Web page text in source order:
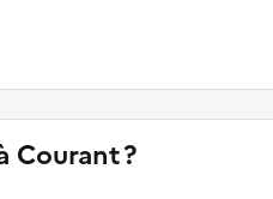
Courant ?